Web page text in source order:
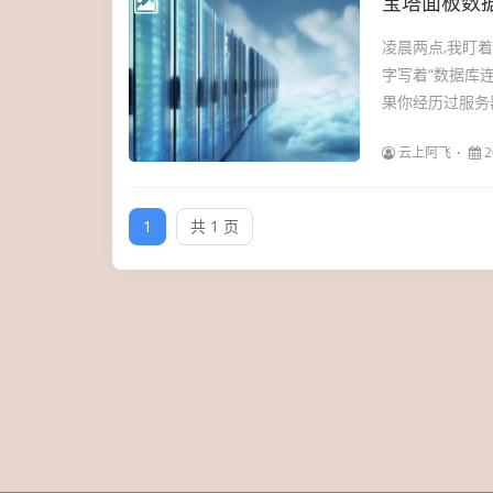
凌晨两点,我盯
字写着“数据库
果你经历过服
云上阿飞
1 共 1 页